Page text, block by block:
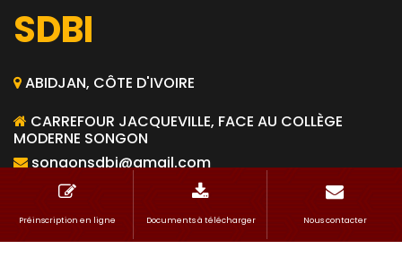
SDBI
ABIDJAN, CÔTE D'IVOIRE
CARREFOUR JACQUEVILLE, FACE AU COLLÈGE
MODERNE SONGON
songonsdbi@gmail.com
FORMATIONS
Préinscription en ligne Documents à télécharger Nous contacter